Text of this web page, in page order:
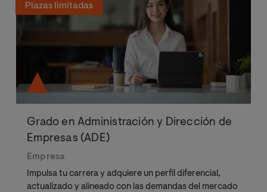
Plazas limitadas
Grado en Administración y Dirección de
Empresas (ADE)
Empresa
Impulsa tu carrera y adquiere un perfil diferencial,
actualizado y alineado con las demandas del mercado